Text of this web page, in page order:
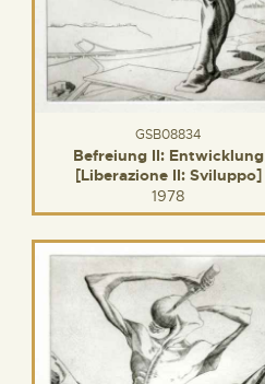
GSB08834
Befreiung II: Entwicklung
[Liberazione II: Sviluppo]
1978